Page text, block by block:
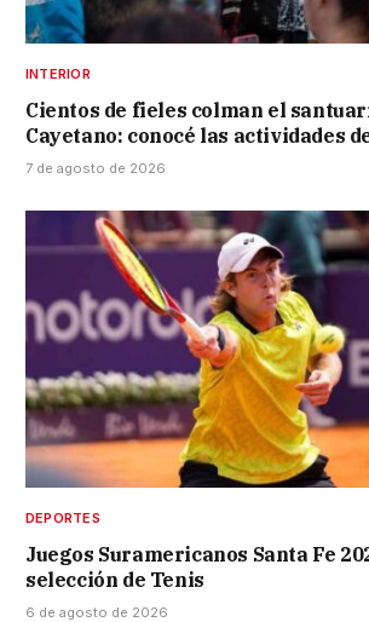
INTERIOR
Cientos de fieles colman el
Cayetano: conocé las actividades
7 de agosto de 2026
DEPORTES
Juegos Suramericanos Santa Fe
selección de Tenis
6 de agosto de 2026